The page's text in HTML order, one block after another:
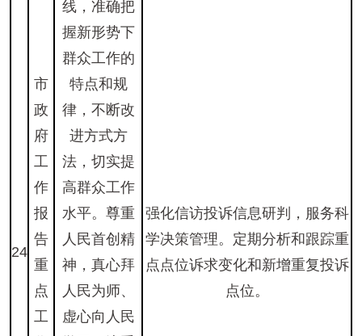
24
市
政
府
工
作
报
告
重
点
工
线，准确把
握新形势下
群众工作的
特点和规
律，不断改
进方式方
法，切实提
高群众工作
水平。尊重
人民首创精
神，真心拜
人民为师、
虚心向人民
强化信访投诉信息研判，服务科
学决策管理。定期分析和跟踪重
点点位诉求变化和新增重复投诉
点位。